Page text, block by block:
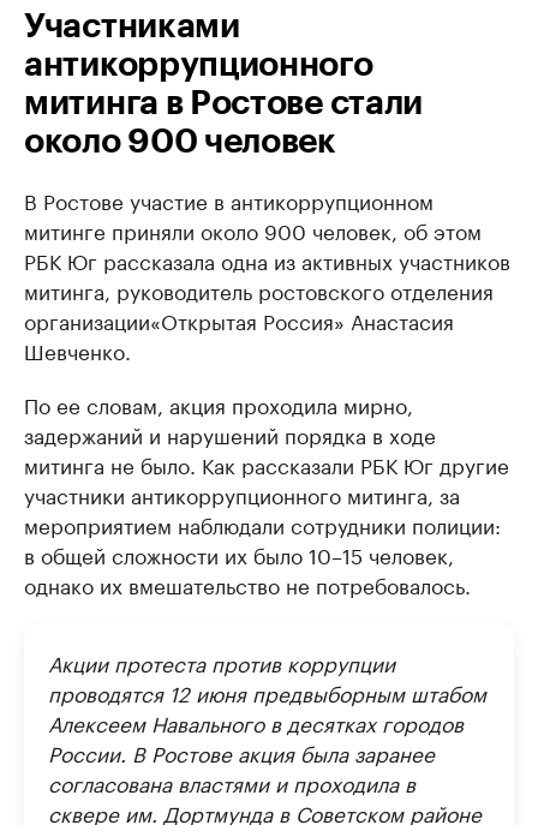
Участниками
антикоррупционного
митинга в Ростове стали
около 900 человек
В Ростове участие в антикоррупционном
митинге приняли около 900 человек, об этом
РБК Юг рассказала одна из активных участников
митинга, руководитель ростовского отделения
организации«Открытая Россия» Анастасия
Шевченко.
По ее словам, акция проходила мирно,
задержаний и нарушений порядка в ходе
митинга не было. Как рассказали РБК Юг другие
участники антикоррупционного митинга, за
мероприятием наблюдали сотрудники полиции:
в общей сложности их было 10–15 человек,
однако их вмешательство не потребовалось.
Акции протеста против коррупции
проводятся 12 июня предвыборным штабом
Алексеем Навального в десятках городов
России. В Ростове акция была заранее
согласована властями и проходила в
сквере им. Дортмунда в Советском районе